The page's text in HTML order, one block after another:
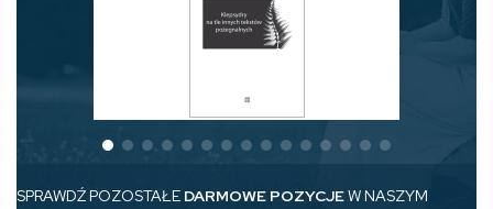
SPRAWDŹ POZOSTAŁE DARMOWE POZYCJEW NASZYM